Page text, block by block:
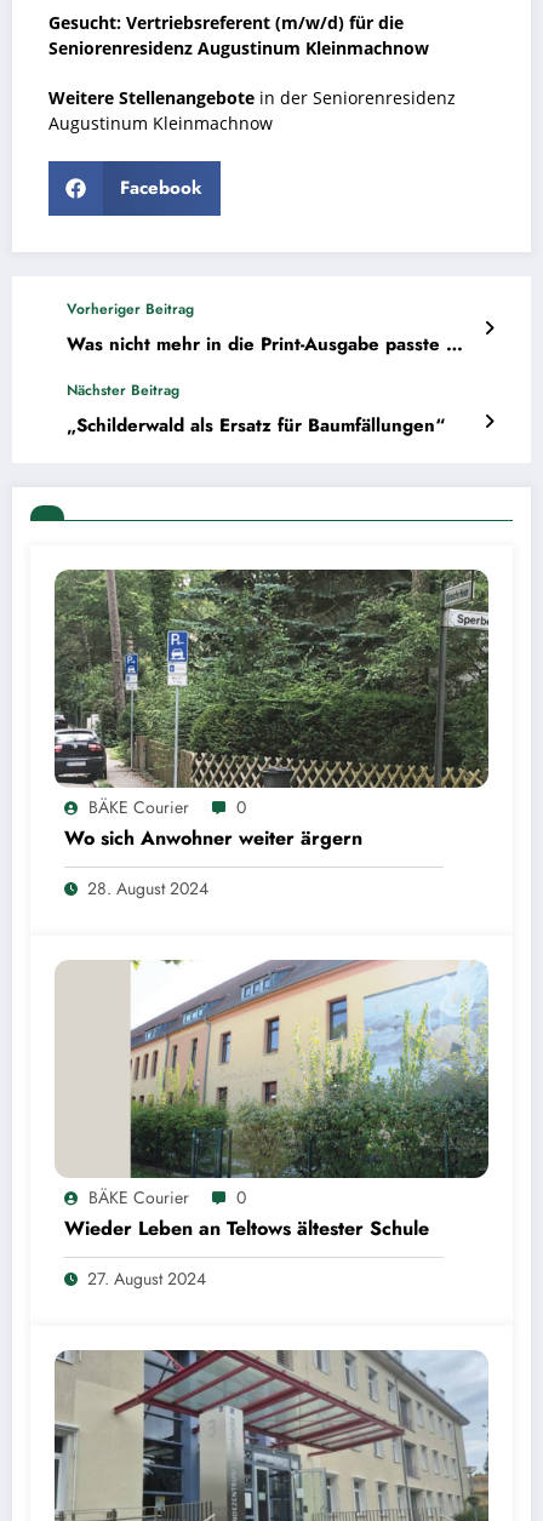
Gesucht: Vertriebsreferent (m/w/d) für die
Seniorenresidenz Augustinum Kleinmachnow
Weitere Stellenangebote in der Seniorenresidenz
Augustinum Kleinmachnow
Facebook
Vorheriger Beitrag
Was nicht mehr in die Print-Ausgabe passte …
Nächster Beitrag
„Schilderwald als Ersatz für Baumfällungen“
BÄKE Courier 0
Wo sich Anwohner weiter ärgern
28. August 2024
BÄKE Courier 0
Wieder Leben an Teltows ältester Schule
27. August 2024